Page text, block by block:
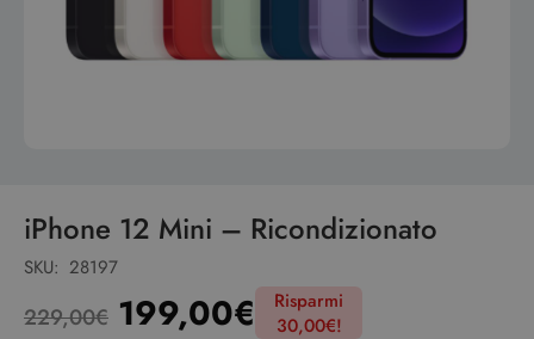
iPhone 12 Mini – Ricondizionato
SKU: 28197
229,00€ 199,00€
Risparmi
30,00€!